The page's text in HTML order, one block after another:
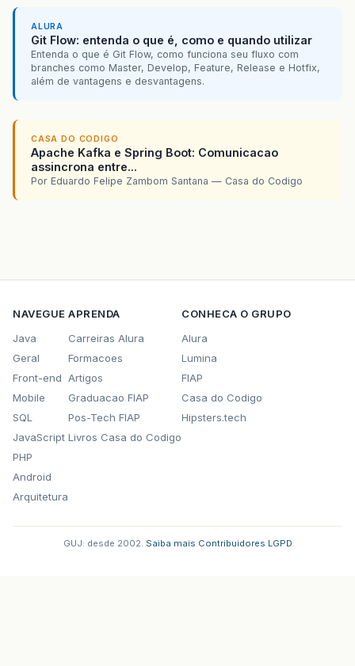
ALURA
Git Flow: entenda o que é, como e quando utilizar
Entenda o que é Git Flow, como funciona seu fluxo com
branches como Master, Develop, Feature, Release e Hotfix,
além de vantagens e desvantagens.
CASA DO CODIGO
Apache Kafka e Spring Boot: Comunicacao
assincrona entre...
Por Eduardo Felipe Zambom Santana — Casa do Codigo
NAVEGUE
Java
Geral
Front-end
Mobile
SQL
JavaScript
PHP
Android
Arquitetura
APRENDA
Carreiras Alura
Formacoes
Artigos
Graduacao FIAP
Pos-Tech FIAP
Livros Casa do Codigo
CONHECA O GRUPO
Alura
Lumina
FIAP
Casa do Codigo
Hipsters.tech
GUJ: desde 2002. Saiba mais Contribuidores LGPD